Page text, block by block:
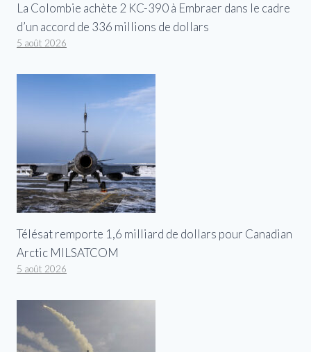
La Colombie achète 2 KC-390 à Embraer dans le cadre
d’un accord de 336 millions de dollars
5 août 2026
Télésat remporte 1,6 milliard de dollars pour Canadian
Arctic MILSATCOM
5 août 2026